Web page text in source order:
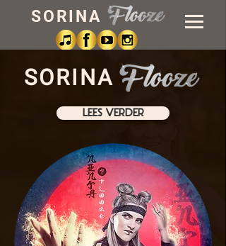
SORINA
SORINA
LEES VERDER
WIE IS